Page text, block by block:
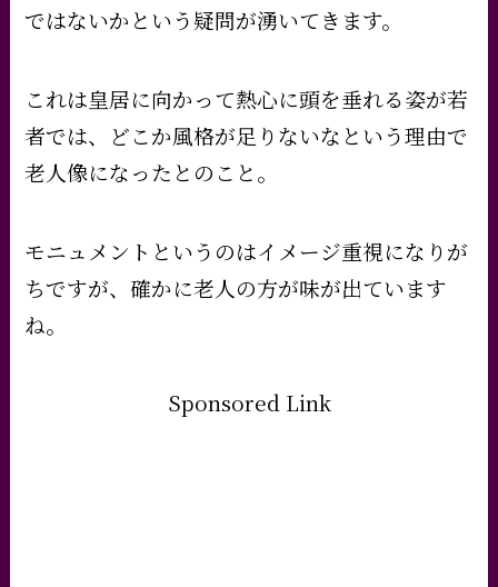
ではないかという疑問が湧いてきます。
これは皇居に向かって熱心に頭を垂れる姿が若
者では、どこか風格が足りないなという理由で
老人像になったとのこと。
モニュメントというのはイメージ重視になりが
ちですが、確かに老人の方が味が出ています
ね。
Sponsored Link